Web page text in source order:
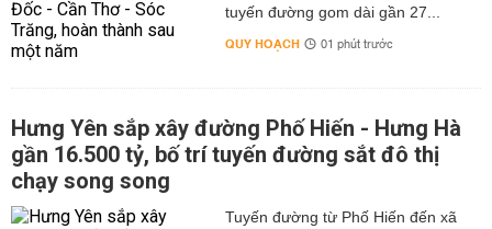
tuyến đường gom dài gần 27...
QUY HOẠCH 01 phút trước
Hưng Yên sắp xây đường Phố Hiến - Hưng Hà
gần 16.500 tỷ, bố trí tuyến đường sắt đô thị
chạy song song
Tuyến đường từ Phố Hiến đến xã